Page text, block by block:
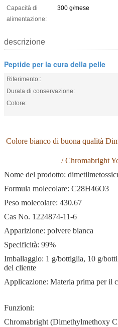
Capacità di
alimentazione:
300 g/mese
descrizione
Peptide per la cura della pelle
Riferimento::
Durata di conservazione:
Colore:
Colore bianco di buona qualità
/ Chromabright
Nome del prodotto:
Formula molecolare: C28H46O3
Peso molecolare: 430.67
Cas No. 1224874-11-6
Apparizione: polvere bianca
Specificità: 99%
Imballaggio: 1 g/bottiglia, 10 g/
del cliente
Applicazione: Materia prima per il
Funzioni:
Chromabright (Dimethylmethoxy